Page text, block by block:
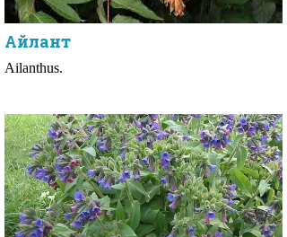
Айлант
Ailanthus.